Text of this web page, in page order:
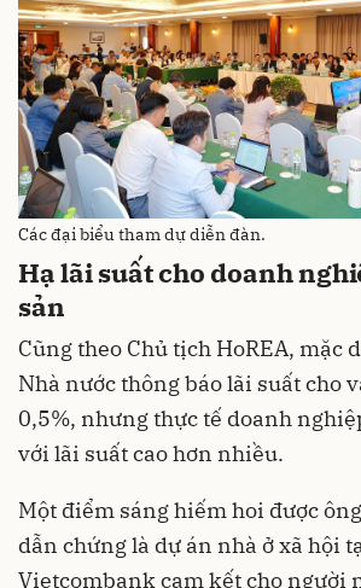
Các đại biểu tham dự diễn đàn.
Hạ lãi suất cho doanh
sản
Cũng theo Chủ tịch HoREA, mặc
Nhà nước thông báo lãi suất cho
0,5%, nhưng thực tế doanh
với lãi suất cao hơn nhiều.
Một điểm sáng hiếm hoi được
dẫn chứng là dự án nhà ở xã hội
Vietcombank cam kết cho người